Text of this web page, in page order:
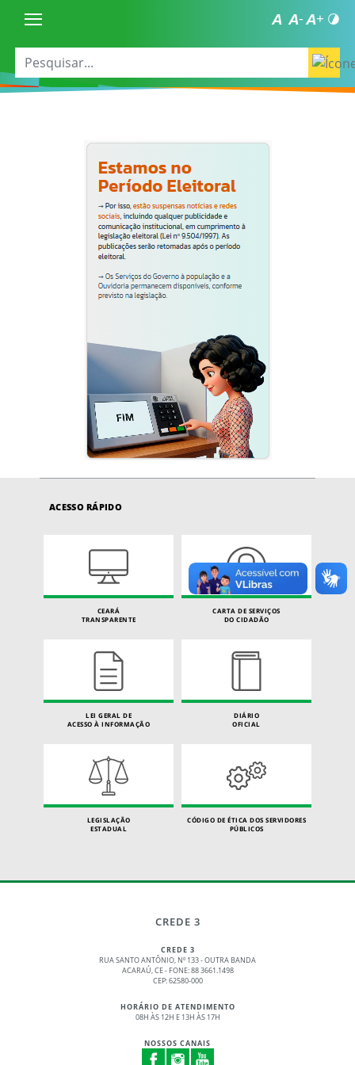
ACESSO RÁPIDO
CEARÁ
TRANSPARENTE
CARTA DE SERVIÇOS
DO CIDADÃO
LEI GERAL DE
ACESSO À INFORMAÇÃO
DIÁRIO
OFICIAL
LEGISLAÇÃO
ESTADUAL
CÓDIGO DE ÉTICA DOS SERVIDORES
PÚBLICOS
CREDE 3
CREDE 3
RUA SANTO ANTÔNIO, Nº 133 - OUTRA BANDA
ACARAÚ, CE - FONE: 88 3661.1498
CEP: 62580-000
HORÁRIO DE ATENDIMENTO
08H ÀS 12H E 13H ÀS 17H
NOSSOS CANAIS